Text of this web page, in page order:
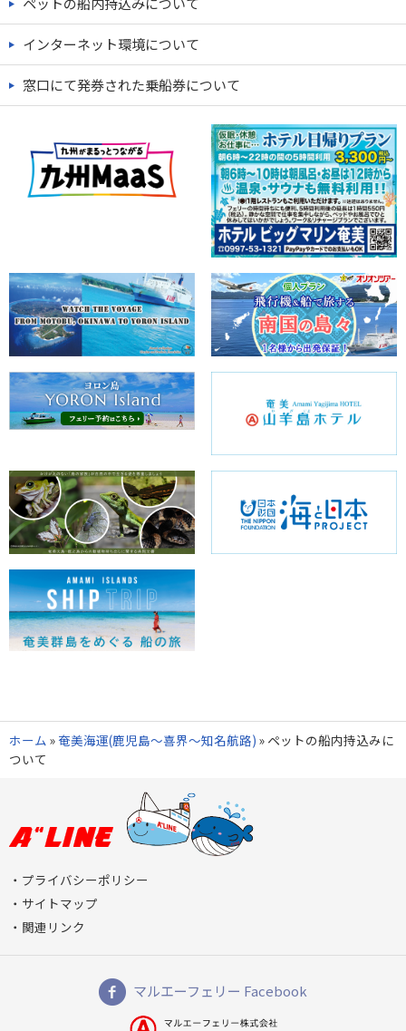
インターネット環境について
窓口にて発券された乗船券について
ホーム » 奄美海運(鹿児島～喜界～知名航路) » ペットの船内持込みに
ついて
プライバシーポリシー
サイトマップ
関連リンク
マルエーフェリー Facebook